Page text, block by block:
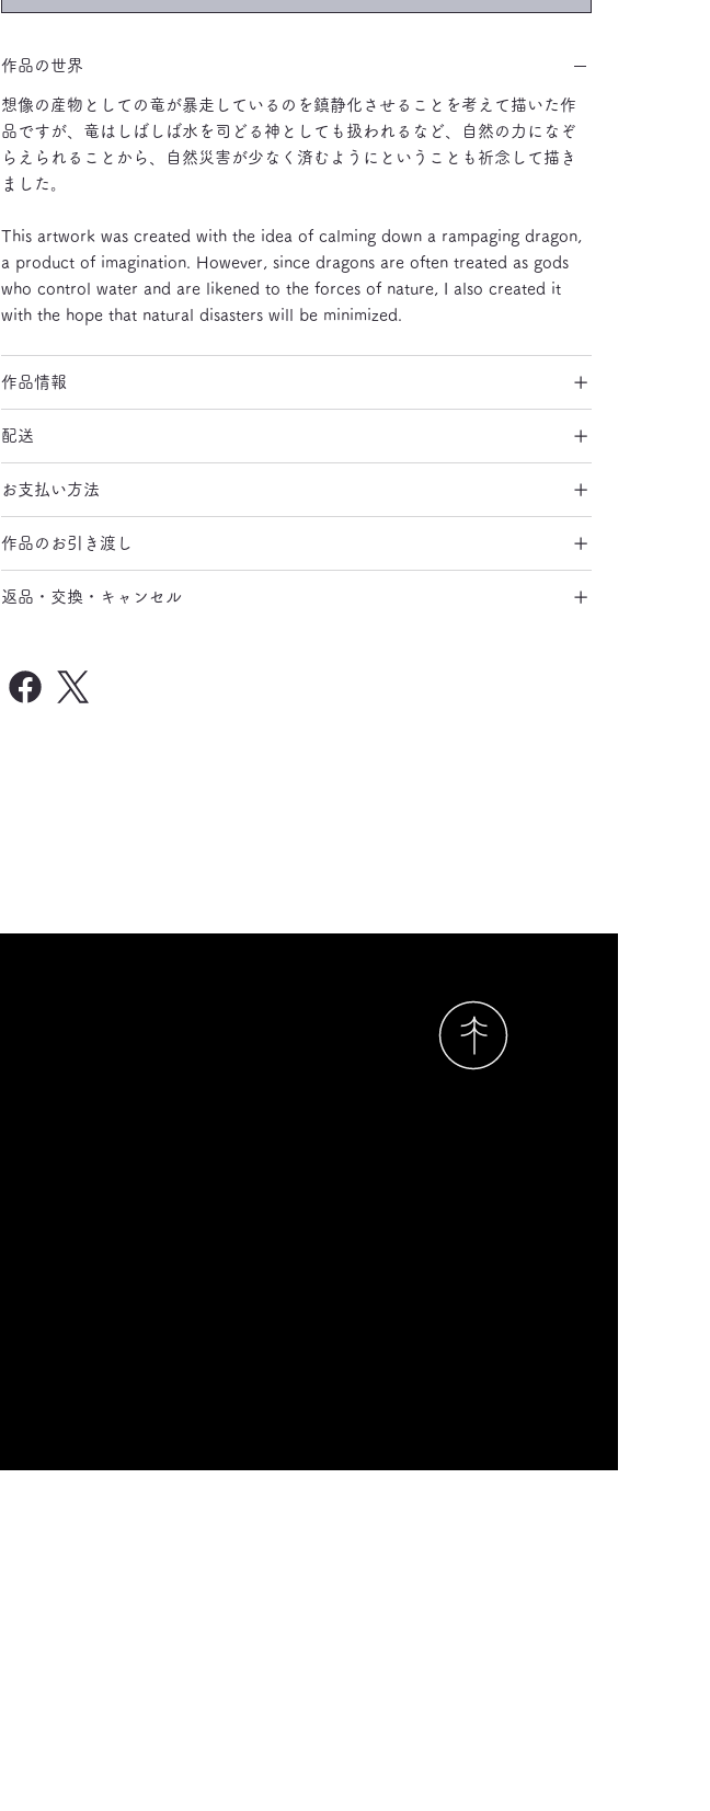
作品の世界
想像の産物としての竜が暴走しているのを鎮静化させることを考えて描いた作
品ですが、竜はしばしば水を司どる神としても扱われるなど、自然の力になぞ
らえられることから、自然災害が少なく済むようにということも祈念して描き
ました。
This artwork was created with the idea of ​​calming down a rampaging dragon,
a product of imagination. However, since dragons are often treated as gods
who control water and are likened to the forces of nature, I also created it
with the hope that natural disasters will be minimized.
作品情報
配送
お支払い方法
作品のお引き渡し
返品・交換・キャンセル